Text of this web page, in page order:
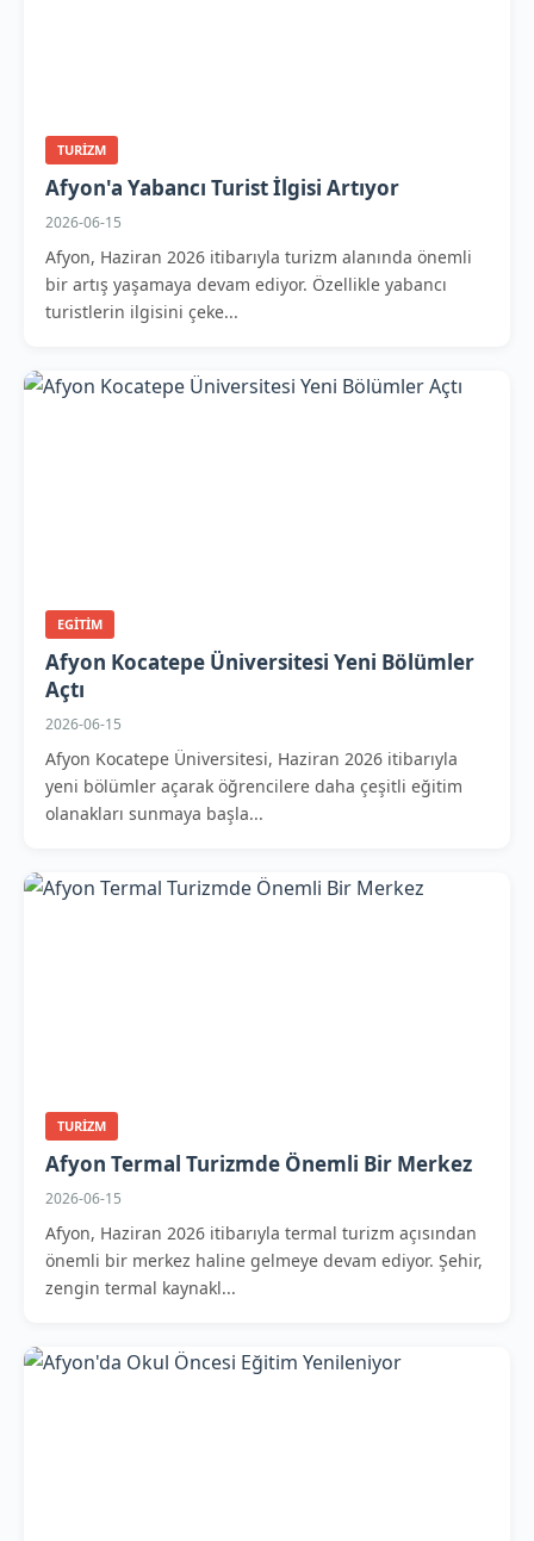
TURIZM
Afyon'a Yabancı Turist İlgisi Artıyor
2026-06-15
Afyon, Haziran 2026 itibarıyla turizm alanında önemli
bir artış yaşamaya devam ediyor. Özellikle yabancı
turistlerin ilgisini çeke...
EGITIM
Afyon Kocatepe Üniversitesi Yeni Bölümler
Açtı
2026-06-15
Afyon Kocatepe Üniversitesi, Haziran 2026 itibarıyla
yeni bölümler açarak öğrencilere daha çeşitli eğitim
olanakları sunmaya başla...
TURIZM
Afyon Termal Turizmde Önemli Bir Merkez
2026-06-15
Afyon, Haziran 2026 itibarıyla termal turizm açısından
önemli bir merkez haline gelmeye devam ediyor. Şehir,
zengin termal kaynakl...